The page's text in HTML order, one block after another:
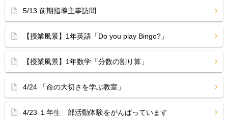
5/13 前期指導主事訪問
【授業風景】1年英語「Do you play Bingo?」
【授業風景】1年数学「分数の割り算」
4/24 「命の大切さを学ぶ教室」
4/23 １年生 部活動体験をがんばっています